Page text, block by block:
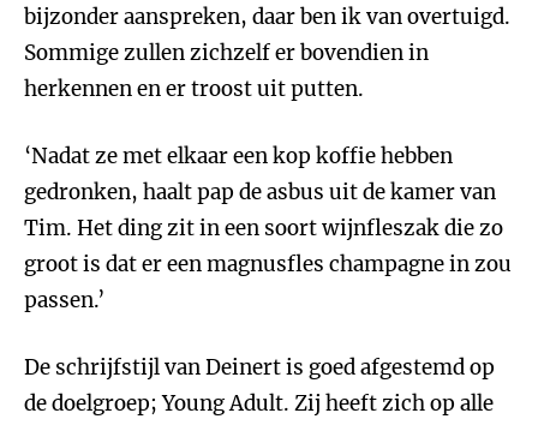
bijzonder aanspreken, daar ben ik van overtuigd.
Sommige zullen zichzelf er bovendien in
herkennen en er troost uit putten.
‘Nadat ze met elkaar een kop koffie hebben
gedronken, haalt pap de asbus uit de kamer van
Tim. Het ding zit in een soort wijnfleszak die zo
groot is dat er een magnusfles champagne in zou
passen.’
De schrijfstijl van Deinert is goed afgestemd op
de doelgroep; Young Adult. Zij heeft zich op alle